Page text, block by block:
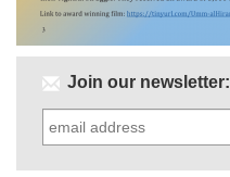
Join our newsletter: